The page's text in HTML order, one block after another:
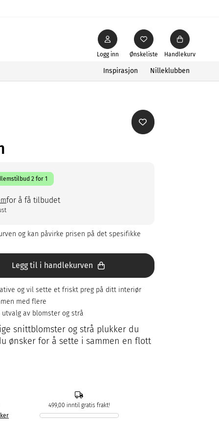
Ønskeliste
Logg inn Handlekurv
Inspirasjon Nilleklubben
2 for 1
for å få tilbudet
og kan påvirke prisen på det spesifikke
Legg til i handlekurven
og vil sette et friskt preg på ditt interiør
med flere
av blomster og strå
snittblomster og strå plukker du
ønsker for å sette i sammen en flott
499,00 inntil gratis frakt!